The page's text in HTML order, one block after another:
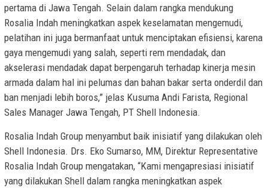
pertama di Jawa Tengah. Selain dalam rangka mendukung
Rosalia Indah meningkatkan aspek keselamatan mengemudi,
pelatihan ini juga bermanfaat untuk menciptakan efisiensi, karena
gaya mengemudi yang salah, seperti rem mendadak, dan
akselerasi mendadak dapat berpengaruh terhadap kinerja mesin
armada dalam hal ini pelumas dan bahan bakar serta onderdil dan
ban menjadi lebih boros,” jelas Kusuma Andi Farista, Regional
Sales Manager Jawa Tengah, PT Shell Indonesia.
Rosalia Indah Group menyambut baik inisiatif yang dilakukan oleh
Shell Indonesia. Drs. Eko Sumarso, MM, Direktur Representative
Rosalia Indah Group mengatakan, “Kami mengapresiasi inisiatif
yang dilakukan Shell dalam rangka meningkatkan aspek